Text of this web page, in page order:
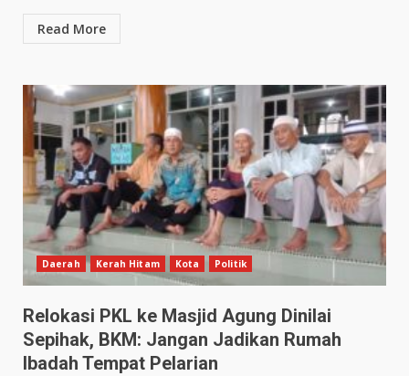
Read More
Daerah Kerah Hitam Kota Politik
Relokasi PKL ke Masjid Agung Dinilai
Sepihak, BKM: Jangan Jadikan Rumah
Ibadah Tempat Pelarian